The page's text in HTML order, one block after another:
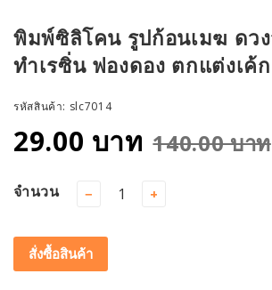
พิมพ์ซิลิโคน รูปก้อนเมฆ ดว
ทำเรซิ่น ฟองดอง ตกแต่งเค้ก
รหัสสินค้า: slc7014
29.00 บาท 140.00 บาท
จำนวน − +
สั่งซื้อสินค้า